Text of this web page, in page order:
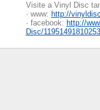
Visite a Vinyl Disc
· www: http://
· facebook: http://
Disc/